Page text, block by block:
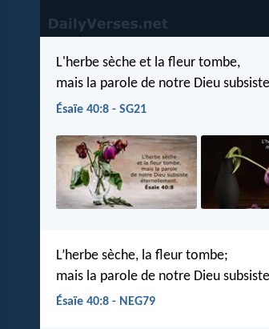
L'herbe sèche et la fleur tombe,
mais la parole de notre Dieu
Ésaïe 40:8 - SG21
L’herbe sèche, la fleur tombe;
mais la parole de notre Dieu
Ésaïe 40:8 - NEG79